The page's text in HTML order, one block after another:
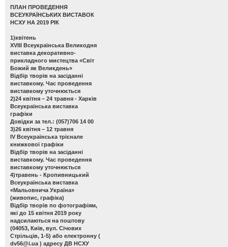
ПЛАН ПРОВЕДЕННЯ
ВСЕУКРАЇНСЬКИХ ВИСТАВОК
НСХУ НА 2019 РІК
1)квітень
ХVІІІ Всеукраїнська Великодня
виставка декоративно-
прикладного мистецтва «Світ
Божий як Великдень»
Відбір творів на засіданні
виставкому. Час проведення
виставкому уточнюється
2)24 квітня – 24 травня - Харків
Всеукраїнська виставка
графіки
Довідки за тел.: (057)706 14 00
3)26 квітня – 12 травня
ІV Всеукраїнська трієнале
книжкової графіки
Відбір творів на засіданні
виставкому. Час проведення
виставкому уточнюється
4)травень - Кропивницький
Всеукраїнська виставка
«Мальовнича Україна»
(живопис, графіка)
Відбір творів по фотографіям,
які до 15 квітня 2019 року
надсилаються на поштову
(04053, Київ, вул. Січових
Стрільців, 1-5) або електронну (
dv56@i.ua ) адресу ДВ НСХУ